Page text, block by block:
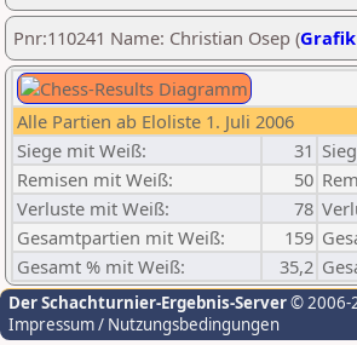
Pnr:110241 Name: Christian Osep (
Alle Partien ab Eloliste 1. Juli 2006
Siege mit Weiß:
31
Remisen mit Weiß:
50
Verluste mit Weiß:
78
Gesamtpartien mit Weiß:
159
Gesamt % mit Weiß:
35,2
Der Schachturnier-Ergebnis-Server© 2006-
Impressum / Nutzungsbedingungen